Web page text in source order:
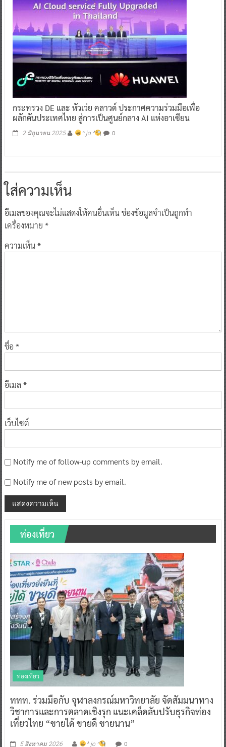
กระทรวง DE และ หัวเว่ย คลาวด์ ประกาศความร่วมมือเพื่อ
ผลักดันประเทศไทย สู่การเป็นศูนย์กลาง AI แห่งอาเซียน
2 มิถุนายน 2025 ^ jo ^ 0
ใส่ความเห็น
อีเมลของคุณจะไม่แสดงให้คนอื่นเห็นช่องข้อมูลจำเป็นถูกทำ
เครื่องหมาย *
ความเห็น*
ชื่อ *
อีเมล *
เว็บไซต์
Notify me of follow-up comments by email.
Notify me of new posts by email.
ท่องเที่ยว
ท่องเที่ยว
ททท. ร่วมมือกับ จุฬาลงกรณ์มหาวิทยาลัย จัดสัมมนาทาง
วิชาการและการตลาดเชิงรุก แนะเคล็ดลับปรับธุรกิจท่อง
เที่ยวไทย “ขายได้ ขายดี ขายนาน”
5 สิงหาคม 2026 ^ jo ^ 0